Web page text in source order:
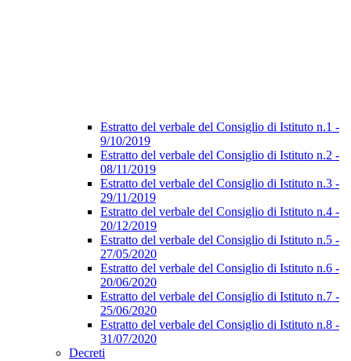
Estratto del verbale del Consiglio di Istituto n.1 -
9/10/2019
Estratto del verbale del Consiglio di Istituto n.2 -
08/11/2019
Estratto del verbale del Consiglio di Istituto n.3 -
29/11/2019
Estratto del verbale del Consiglio di Istituto n.4 -
20/12/2019
Estratto del verbale del Consiglio di Istituto n.5 -
27/05/2020
Estratto del verbale del Consiglio di Istituto n.6 -
20/06/2020
Estratto del verbale del Consiglio di Istituto n.7 -
25/06/2020
Estratto del verbale del Consiglio di Istituto n.8 -
31/07/2020
Decreti